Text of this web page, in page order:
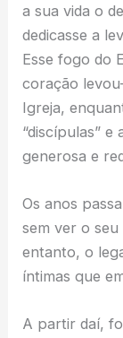
a sua vida o
dedicasse a
Esse fogo do
coração
Igreja,
“discípulas” e
generosa e
Os anos
sem ver o
entanto, o
íntimas que
A partir daí,